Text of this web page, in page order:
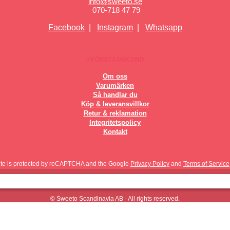
070-718 47 79
Facebook| Instagram| Whatsapp
Om oss
Varumärken
Så handlar du
Köp & leveransvillkor
Retur & reklamation
Integritetspolicy
Kontakt
is protected by reCAPTCHA and the Google Privacy Policy and Terms of Service
© Sweeto Scandinavia AB - All rights reserved.